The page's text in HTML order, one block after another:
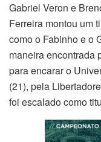
Gabriel Veron e
Ferreira montou um
como o Fabinho e o
maneira encontrada
para encarar o
(21), pela
foi escalado como